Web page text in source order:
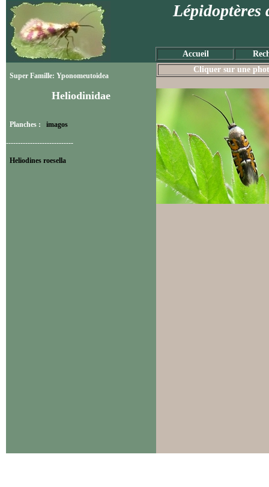
Lépidoptères
Accueil
Super Famille: Yponomeutoidea
Heliodinidae
Planches : imagos
----------------------------
Heliodines roesella
Cliquer sur une